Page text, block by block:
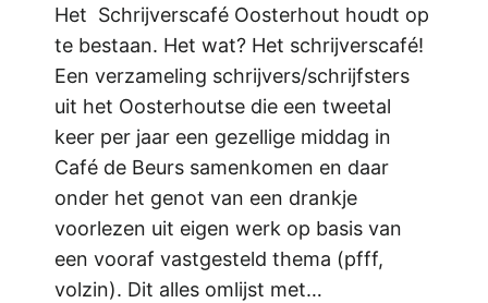
Het Schrijverscafé Oosterhout houdt op
te bestaan. Het wat? Het schrijverscafé!
Een verzameling schrijvers/schrijfsters
uit het Oosterhoutse die een tweetal
keer per jaar een gezellige middag in
Café de Beurs samenkomen en daar
onder het genot van een drankje
voorlezen uit eigen werk op basis van
een vooraf vastgesteld thema (pfff,
volzin). Dit alles omlijst met…